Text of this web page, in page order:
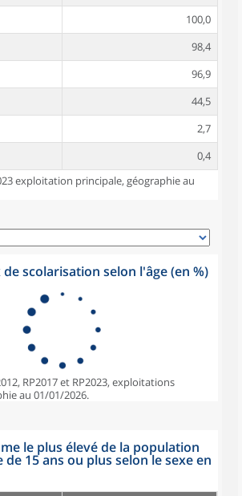
100,0
98,4
96,9
44,5
2,7
0,4
exploitation principale, géographie au
de scolarisation selon l'âge (en %)
RP2017 et RP2023, exploitations
au 01/01/2026.
le plus élevé de la population
de 15 ans ou plus selon le sexe en